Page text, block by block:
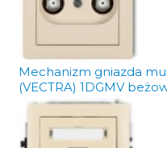
Mechanizm gniazda
(VECTRA) 1DGMV